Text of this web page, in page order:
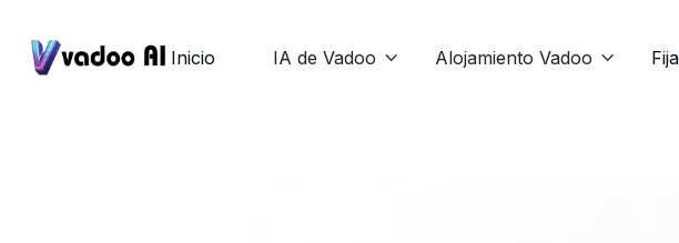
Inicio IA de Vadoo  Alojamiento Vadoo 